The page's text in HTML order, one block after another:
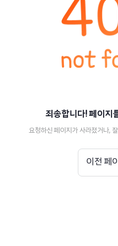
죄송합니다! 페이지
요청하신 페이지가 사라졌거나,
이전 페